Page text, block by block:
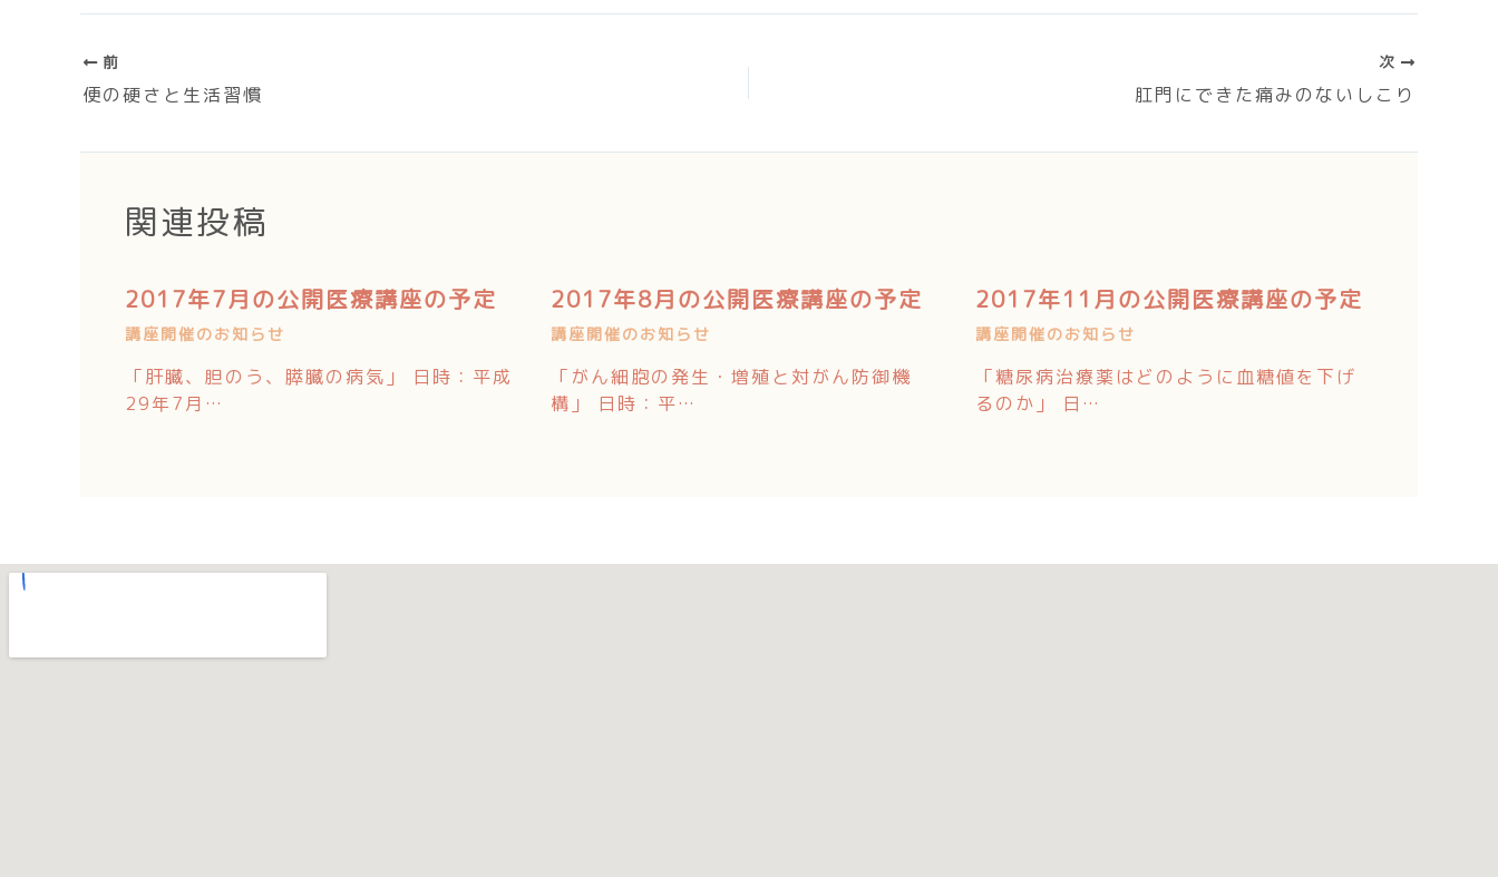
前
便の硬さと生活習慣
次
肛門にできた痛みのないしこり
関連投稿
2017年7月の公開医療講座の予定
講座開催のお知らせ
「肝臓、胆のう、膵臓の病気」 日時：平成
29年7月…
2017年8月の公開医療講座の予定
講座開催のお知らせ
「がん細胞の発生・増殖と対がん防御機
構」 日時：平…
2017年11月の公開医療講座の予定
講座開催のお知らせ
「糖尿病治療薬はどのように血糖値を下げ
るのか」 日…